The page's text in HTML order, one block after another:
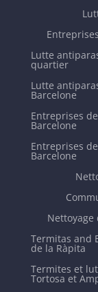
Lutte
quartier
Lutte
Barcelone
Entreprises
Barcelone
Entreprises
Barcelone
Termitas and
de la Ràpita
Termites et
Tortosa et